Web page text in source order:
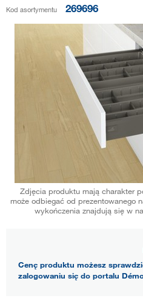
Kod asortymentu 269696
Zdjęcia produktu mają charakter
może odbiegać od prezentowanego
wykończenia znajdują się w
Cenę produktu możesz
zalogowaniu się do portalu